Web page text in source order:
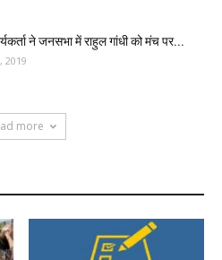
ने जनसभा में राहुल गांधी को मंच पर...
2019
more